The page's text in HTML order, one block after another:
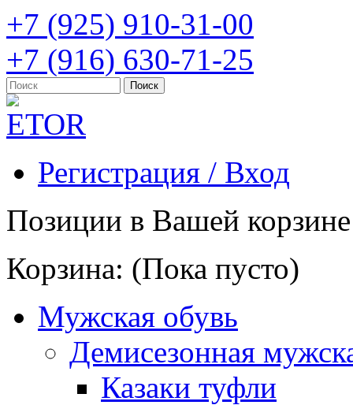
+7 (925) 910-31-00
+7 (916) 630-71-25
Регистрация / Вход
Позиции в Вашей
Корзина: (Пока пусто)
Мужская обувь
Демисезонная
Казаки туфли